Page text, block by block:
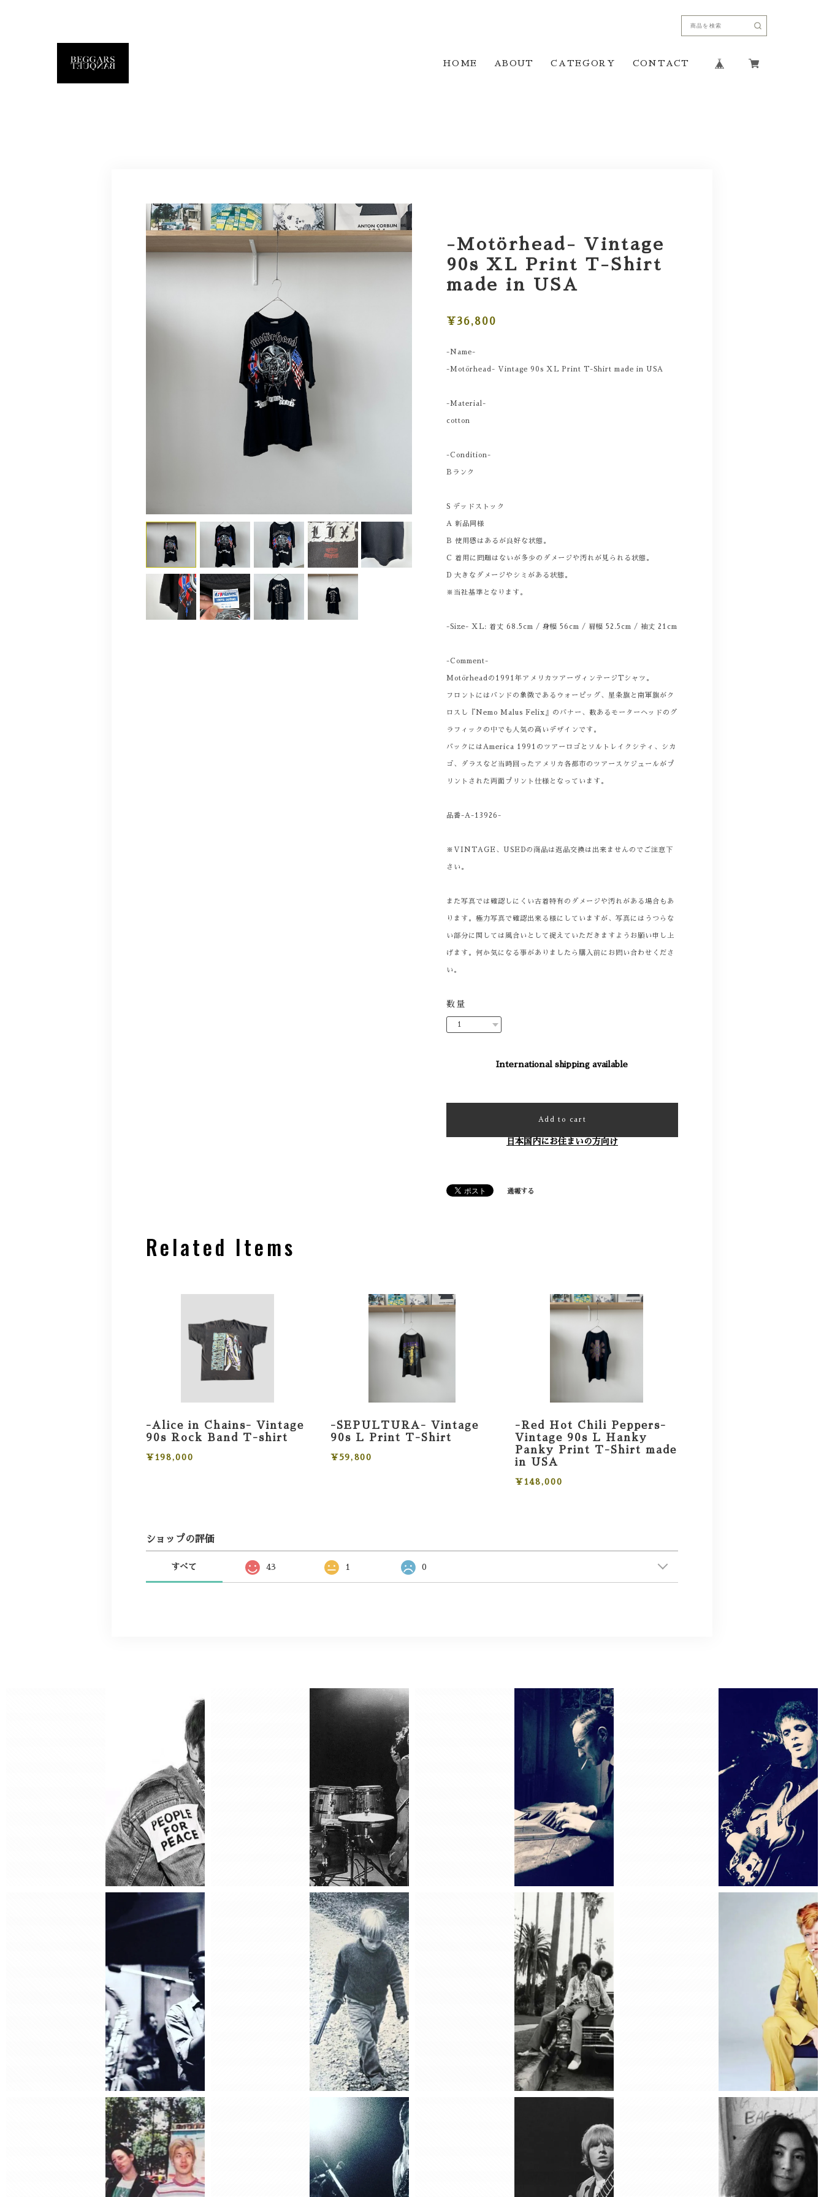
HOME ABOUT CATEGORY CONTACT
-Motörhead- Vintage
90s XL Print T-Shirt
made in USA
¥36,800
-Name-
-Motörhead- Vintage 90s XL Print T-Shirt made in USA
-Material-
cotton
-Condition-
Bランク
S デッドストック
A 新品同様
B 使用感はあるが良好な状態。
C 着用に問題はないが多少のダメージや汚れが見られる状態。
D 大きなダメージやシミがある状態。
※当社基準となります。
-Size- XL: 着丈 68.5cm / 身幅 56cm / 肩幅 52.5cm / 袖丈 21cm
-Comment-
Motörheadの1991年アメリカツアーヴィンテージTシャツ。
フロントにはバンドの象徴であるウォーピッグ、星条旗と南軍旗がク
ロスし『Nemo Malus Felix』のバナー、数あるモーターヘッドのグ
ラフィックの中でも人気の高いデザインです。
バックにはAmerica 1991のツアーロゴとソルトレイクシティ、シカ
ゴ、ダラスなど当時回ったアメリカ各都市のツアースケジュールがプ
リントされた両面プリント仕様となっています。
品番-A-13926-
※VINTAGE、USEDの商品は返品交換は出来ませんのでご注意下
さい。
また写真では確認しにくい古着特有のダメージや汚れがある場合もあ
ります。極力写真で確認出来る様にしていますが、写真にはうつらな
い部分に関しては風合いとして捉えていただきますようお願い申し上
げます。何か気になる事がありましたら購入前にお問い合わせくださ
い。
数量
International shipping available
Add to cart
日本国内にお住まいの方向け
通報する
Related Items
-Alice in Chains- Vintage
90s Rock Band T-shirt
¥198,000
-SEPULTURA- Vintage
90s L Print T-Shirt
¥59,800
-Red Hot Chili Peppers-
Vintage 90s L Hanky
Panky Print T-Shirt made
in USA
¥148,000
ショップの評価
すべて 43 1 0